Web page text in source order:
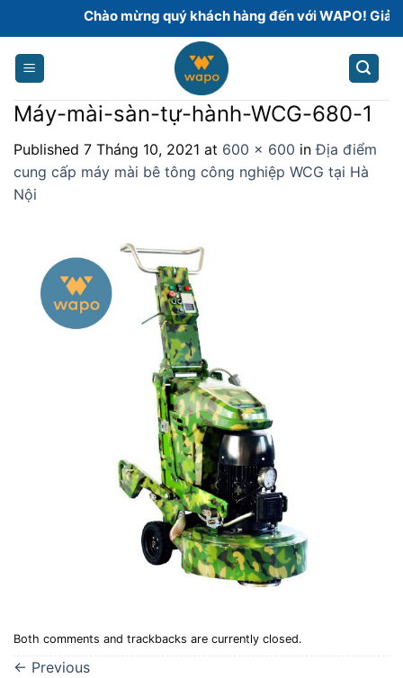
to
content
Chào mừng quý khách hàng đến với WAPO! Giải
Máy-mài-sàn-tự-hành-WCG-680-1
Published 7 Tháng 10, 2021 at 600 × 600 inĐịa điểm
cung cấp máy mài bê tông công nghiệp WCG tại Hà
Nội
Both comments and trackbacks are currently closed.
← Previous